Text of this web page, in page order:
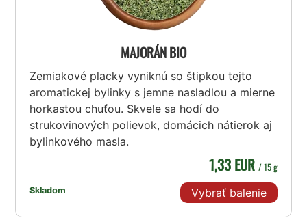
MAJORÁN BIO
Zemiakové placky vyniknú so štipkou tejto
aromatickej bylinky s jemne nasladlou a mierne
horkastou chuťou. Skvele sa hodí do
strukovinových polievok, domácich nátierok aj
bylinkového masla.
Skladom
1,33 EUR / 15 g
Vybrať balenie